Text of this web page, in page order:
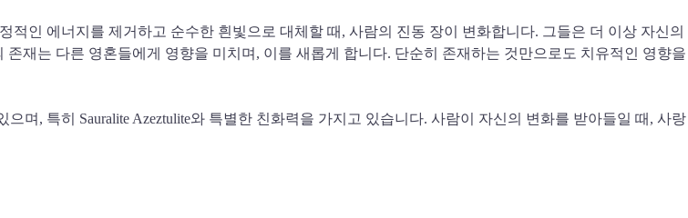
적인 에너지를 제거하고 순수한 흰빛으로 대체할 때, 사람의 진동 장이 변화합니다. 그들은 더 이상 자신의
재는 다른 영혼들에게 영향을 미치며, 이를 새롭게 합니다. 단순히 존재하는 것만으로도 치유적인 영향을
며, 특히 Sauralite Azeztulite와 특별한 친화력을 가지고 있습니다. 사람이 자신의 변화를 받아들일 때, 사랑